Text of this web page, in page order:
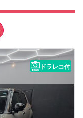
ドラレコ付